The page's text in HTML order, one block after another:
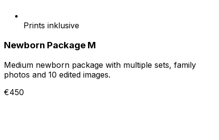
Prints inklusive
Newborn Package M
Medium newborn package with multiple sets, family
photos and 10 edited images.
€450